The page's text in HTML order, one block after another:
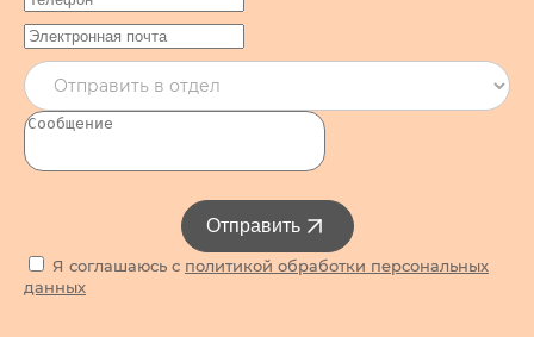
Я соглашаюсь с политикой обработки персональных
данных
Отправить